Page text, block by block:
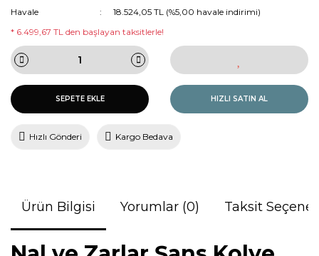
Havale
18.524,05 TL (%5,00 havale indirimi)
* 6.499,67 TL den başlayan taksitlerle!
SEPETE EKLE HIZLI SATIN AL
Hızlı Gönderi Kargo Bedava
Ürün Bilgisi Yorumlar (0) Taksit